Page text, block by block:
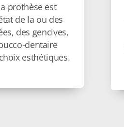
prothèse est
de la ou des
des gencives,
dentaire
esthétiques.